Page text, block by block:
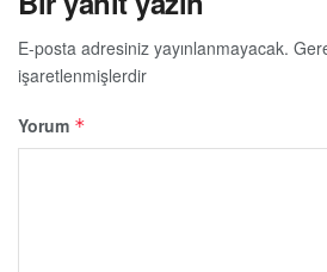
E-posta adresiniz yayınlanmayacak.
işaretlenmişlerdir
Yorum *